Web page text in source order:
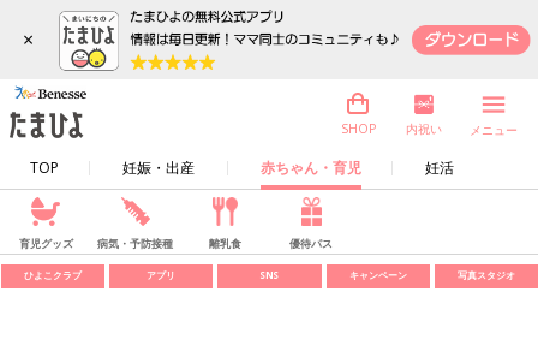
×
TOP 妊娠・出産 赤ちゃん・育児 妊活
SHOP 内祝い メニュー
育児グッズ 病気・予防接種 離乳食 優待パス
ひよこクラブ アプリ SNS キャンペーン 写真スタジオ